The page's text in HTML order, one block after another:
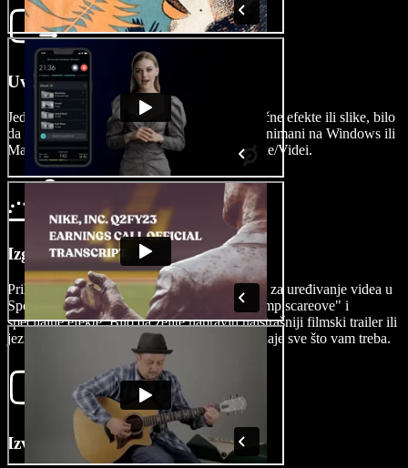
Uvezite svoj video
Jednostavno uvezite svoje video isječke, zvučne efekte ili slike, bilo
da su snimljeni iPhoneom ili Androidom, ili snimani na Windows ili
Mac računalu, u video editor dodirom na Slike/Videi.
Izgradite svoj film
Prilagodite svoj horor film naprednim alatima za uređivanje videa u
Speechify Studiju, uključujući animacije, "jump scareove" i
specijalne efekte. Bilo da želite napraviti najstrašniji filmski trailer ili
jeziv cjelovečernji film, naša vam platforma daje sve što vam treba.
Izvezite svoj film